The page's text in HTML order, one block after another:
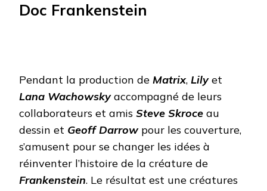
Doc Frankenstein
Pendant la production de Matrix, Lilyet
Lana Wachowskyaccompagné de leurs
collaborateurs et amis Steve Skroce au
dessin et Geoff Darrowpour les couverture,
s’amusent pour se changer les idées à
réinventer l’histoire de la créature de
Frankenstein. Le résultat est une créatures